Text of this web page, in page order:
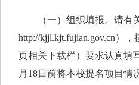
（一）组织填报。请有关
http://kjjl.kjt.fujian.gov.cn）
页相关下载栏）要求认真填
月18日前将本校提名项目情